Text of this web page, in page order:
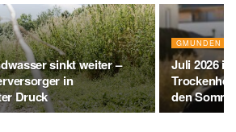
sinkt weiter –
in
Druck
GMUNDEN
Juli 2026
den